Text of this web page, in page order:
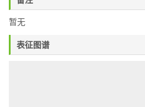
暂无
表征图谱